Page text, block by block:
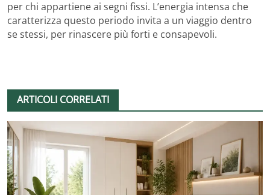
per chi appartiene ai segni fissi. L’energia intensa che
caratterizza questo periodo invita a un viaggio dentro
se stessi, per rinascere più forti e consapevoli.
ARTICOLI CORRELATI